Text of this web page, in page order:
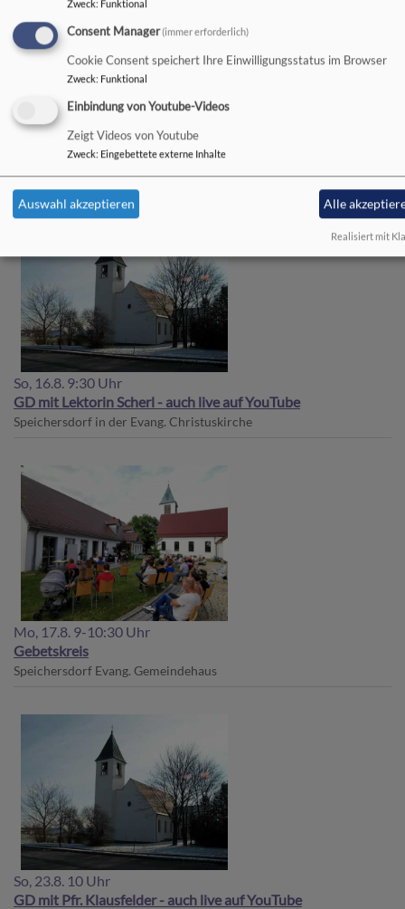
So, 9.8. 9:30 Uhr
GD mit Lektor Steininger - auch live auf YouTube
Speichersdorfin der Evang. Christuskirche
So, 16.8. 9:30 Uhr
GD mit Lektorin Scherl - auch live auf YouTube
Speichersdorf in der Evang. Christuskirche
Mo, 17.8. 9-10:30 Uhr
Gebetskreis
Speichersdorf Evang. Gemeindehaus
So, 23.8. 10 Uhr
GD mit Pfr. Klausfelder - auch live auf YouTube
Zweck: Funktional
Consent Manager(immer erforderlich)
Cookie Consent speichert Ihre Einwilligungsstatus im Browser
Zweck: Funktional
Einbindung von Youtube-Videos
Zeigt Videos von Youtube
Zweck: Eingebettete externe Inhalte
Auswahl akzeptieren Alle
Realisiert mit